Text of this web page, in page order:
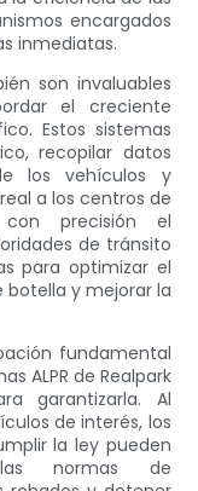
encargados
inmediatas.
son invaluables
el creciente
Estos sistemas
recopilar datos
los vehículos y
a los centros de
precisión el
de tránsito
para optimizar el
botella y mejorar la
fundamental
ALPR de Realpark
garantizarla. Al
de interés, los
la ley pueden
normas de